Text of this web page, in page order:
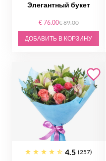
Элегантный букет
€ 76.00€ 89.00
ДОБАВИТЬ В КОРЗИНУ
4.5 (257)